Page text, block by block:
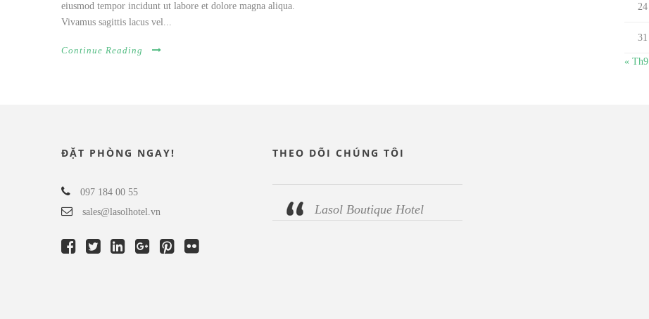
eiusmod tempor incidunt ut labore et dolore magna aliqua.
Vivamus sagittis lacus vel...
Continue Reading
24
31
« Th9
ĐẶT PHÒNG NGAY!
097 184 00 55
sales@lasolhotel.vn
THEO DÕI CHÚNG TÔI
Lasol Boutique Hotel